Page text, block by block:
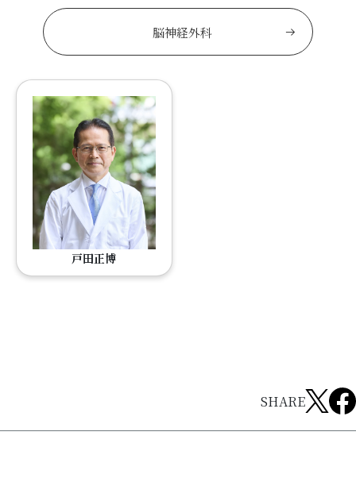
脳神経外科
戸田正博
SHARE